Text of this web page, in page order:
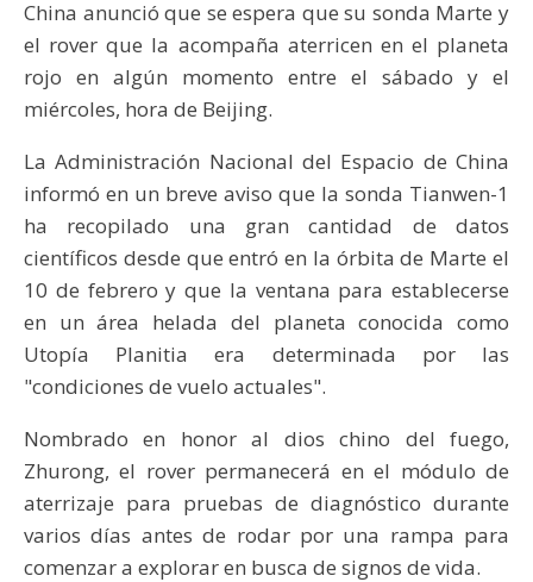
China anunció que se espera que su sonda Marte y
el rover que la acompaña aterricen en el planeta
rojo en algún momento entre el sábado y el
miércoles, hora de Beijing.
La Administración Nacional del Espacio de China
informó en un breve aviso que la sonda Tianwen-1
ha recopilado una gran cantidad de datos
científicos desde que entró en la órbita de Marte el
10 de febrero y que la ventana para establecerse
en un área helada del planeta conocida como
Utopía Planitia era determinada por las
"condiciones de vuelo actuales".
Nombrado en honor al dios chino del fuego,
Zhurong, el rover permanecerá en el módulo de
aterrizaje para pruebas de diagnóstico durante
varios días antes de rodar por una rampa para
comenzar a explorar en busca de signos de vida.